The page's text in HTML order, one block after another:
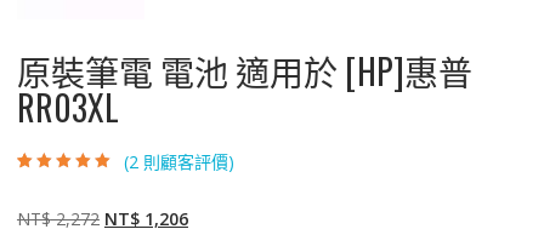
原裝筆電 電池 適用於 [HP]惠普
RR03XL
行評分
(2 則顧客評價)
NT$2,272 原
NT$1,206目